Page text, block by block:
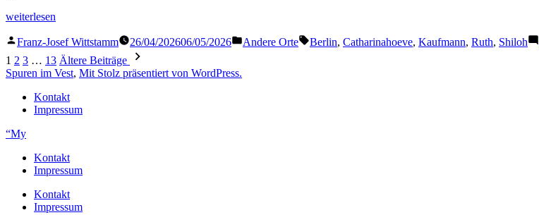
„Kaufmann
weiterlesen
Veröffentlicht
Franz-Josef Wittstamm 26/04/202606/05/2026
Veröffentlicht
Andere Orte Schlagwörter:
Berlin, Catharinahoeve, Kaufmann, Ruth, Shiloh
Seitennummerierung
der
Beiträge
1 2 3 … 13 Ältere Beiträge
Spuren im Vest, Mit Stolz präsentiert von WordPress.
Kontakt
Impressum
“My
Kontakt
Impressum
Kontakt
Impressum